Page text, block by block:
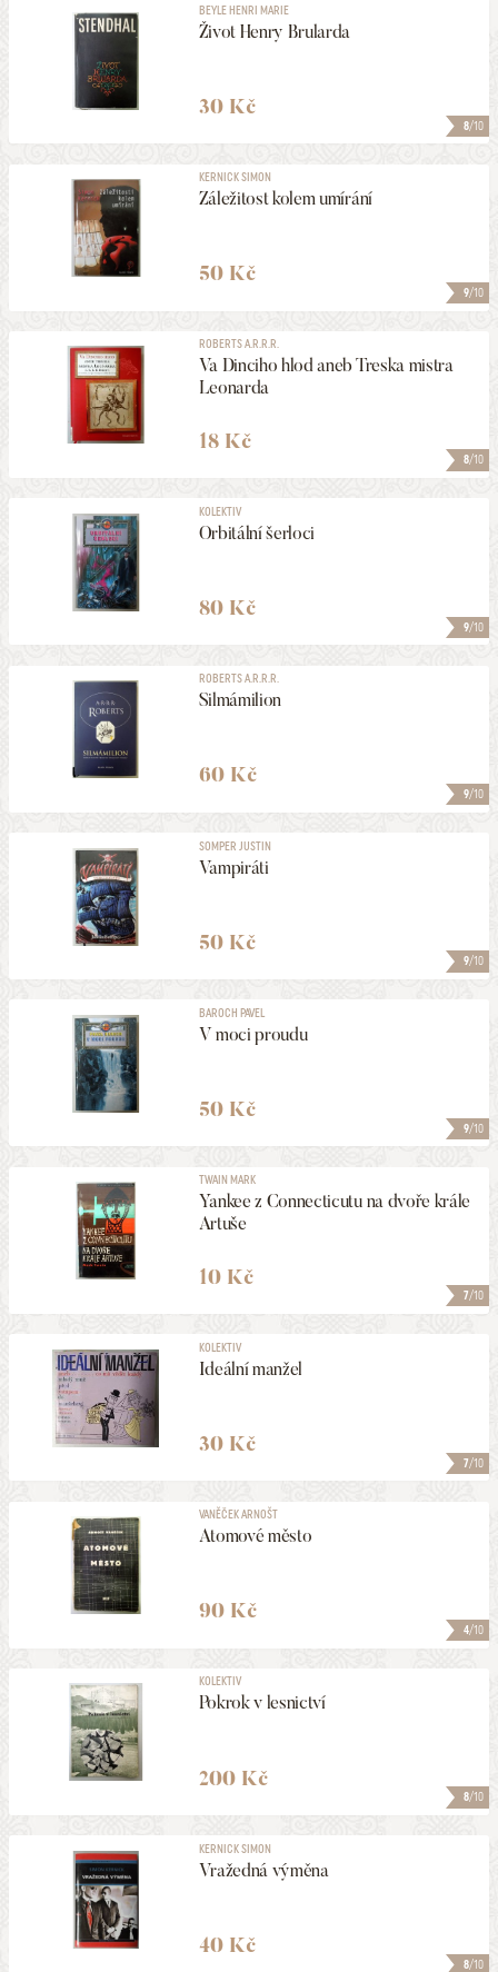
8/10
BEYLE HENRI MARIE
Život Henry Brularda
30 Kč
9/10
KERNICK SIMON
Záležitost kolem umírání
50 Kč
8/10
ROBERTS A.R.R.R.
Va Dinciho hlod aneb Treska mistra
Leonarda
18 Kč
9/10
KOLEKTIV
Orbitální šerloci
80 Kč
9/10
ROBERTS A.R.R.R.
Silmámilion
60 Kč
9/10
SOMPER JUSTIN
Vampiráti
50 Kč
9/10
BAROCH PAVEL
V moci proudu
50 Kč
7/10
TWAIN MARK
Yankee z Connecticutu na dvoře krále
Artuše
10 Kč
7/10
KOLEKTIV
Ideální manžel
30 Kč
4/10
VANĚČEK ARNOŠT
Atomové město
90 Kč
8/10
KOLEKTIV
Pokrok v lesnictví
200 Kč
8/10
KERNICK SIMON
Vražedná výměna
40 Kč